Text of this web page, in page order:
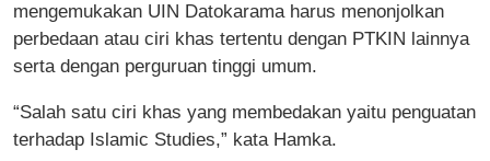
mengemukakan UIN Datokarama harus menonjolkan
perbedaan atau ciri khas tertentu dengan PTKIN lainnya
serta dengan perguruan tinggi umum.
“Salah satu ciri khas yang membedakan yaitu penguatan
terhadap Islamic Studies,” kata Hamka.